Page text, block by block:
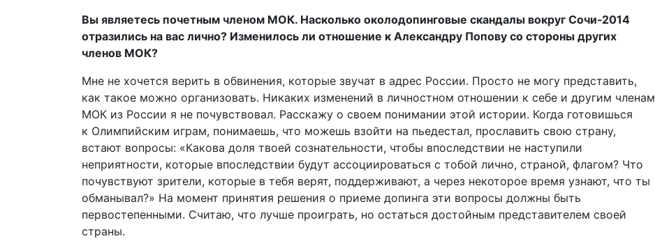
Вы являетесь почетным членом МОК. Насколько околодопинговые скандалы вокруг Сочи‑2014
отразились на вас лично? Изменилось ли отношение к Александру Попову со стороны других
членов МОК?
Мне не хочется верить в обвинения, которые звучат в адрес России. Просто не могу представить,
как такое можно организовать. Никаких изменений в личностном отношении к себе и другим членам
МОК из России я не почувствовал. Расскажу о своем понимании этой истории. Когда готовишься
к Олимпийским играм, понимаешь, что можешь взойти на пьедестал, прославить свою страну,
встают вопросы: «Какова доля твоей сознательности, чтобы впоследствии не наступили
неприятности, которые впоследствии будут ассоциироваться с тобой лично, страной, флагом? Что
почувствуют зрители, которые в тебя верят, поддерживают, а через некоторое время узнают, что ты
обманывал?» На момент принятия решения о приеме допинга эти вопросы должны быть
первостепенными. Считаю, что лучше проиграть, но остаться достойным представителем своей
страны.